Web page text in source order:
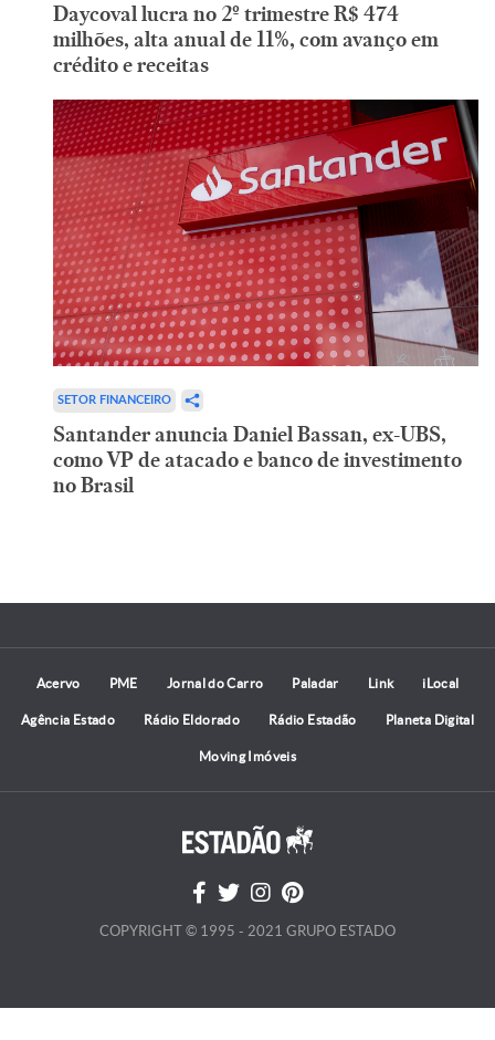
Daycoval lucra no 2º trimestre R$ 474
milhões, alta anual de 11%, com avanço em
crédito e receitas
SETOR FINANCEIRO
Santander anuncia Daniel Bassan, ex-UBS,
como VP de atacado e banco de investimento
no Brasil
Acervo PME Jornal do Carro Paladar Link iLocal
Agência Estado Rádio Eldorado Rádio Estadão Planeta Digital
Moving Imóveis
COPYRIGHT © 1995 - 2021 GRUPO ESTADO